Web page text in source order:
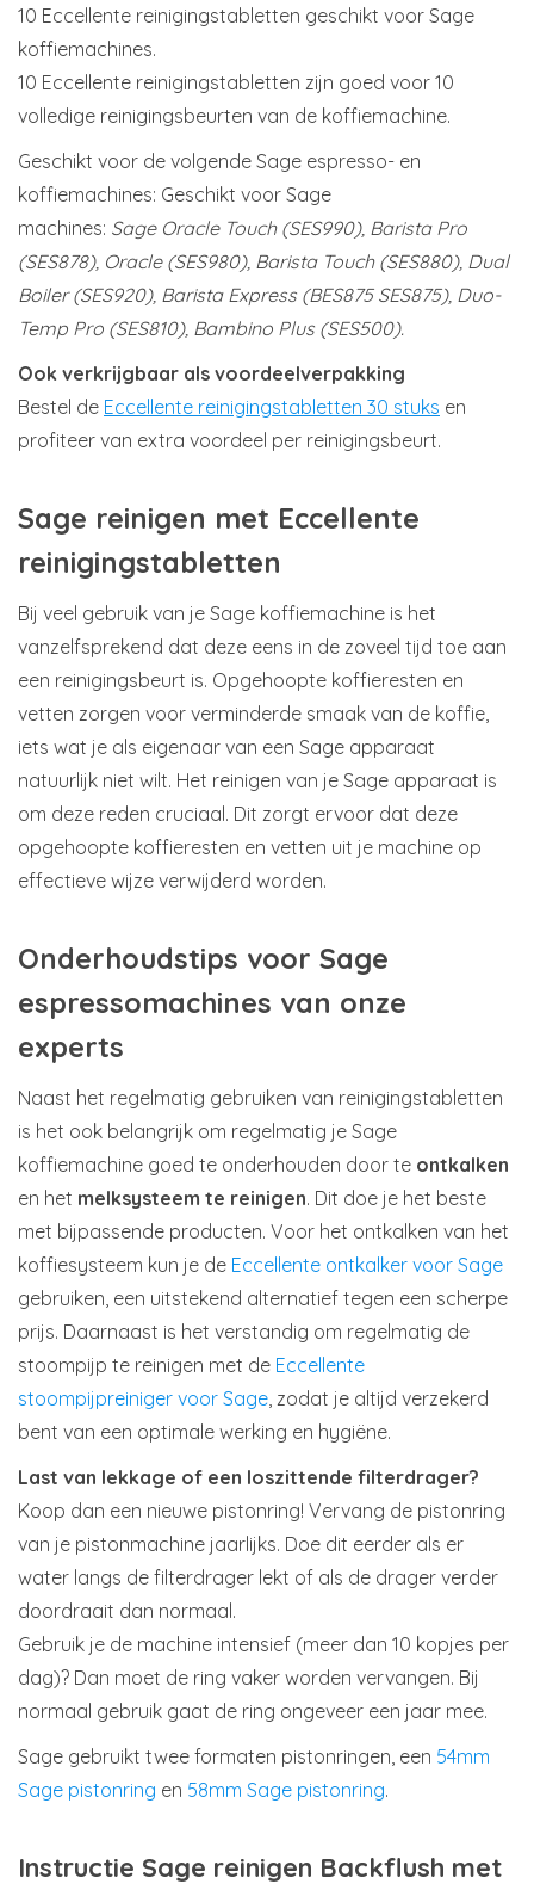
10 Eccellente reinigingstabletten geschikt voor Sage
koffiemachines.
10 Eccellente reinigingstabletten zijn goed voor 10
volledige reinigingsbeurten van de koffiemachine.
Geschikt voor de volgende Sage espresso- en
koffiemachines: Geschikt voor Sage
machines: Sage Oracle Touch (SES990), Barista Pro
(SES878), Oracle (SES980), Barista Touch (SES880), Dual
Boiler (SES920), Barista Express (BES875 SES875), Duo-
Temp Pro (SES810), Bambino Plus (SES500).
Ook verkrijgbaar als voordeelverpakking
Bestel de Eccellente reinigingstabletten 30 stuks en
profiteer van extra voordeel per reinigingsbeurt.
Sage reinigen met Eccellente
reinigingstabletten
Bij veel gebruik van je Sage koffiemachine is het
vanzelfsprekend dat deze eens in de zoveel tijd toe aan
een reinigingsbeurt is. Opgehoopte koffieresten en
vetten zorgen voor verminderde smaak van de koffie,
iets wat je als eigenaar van een Sage apparaat
natuurlijk niet wilt. Het reinigen van je Sage apparaat is
om deze reden cruciaal. Dit zorgt ervoor dat deze
opgehoopte koffieresten en vetten uit je machine op
effectieve wijze verwijderd worden.
Onderhoudstips voor Sage
espressomachines van onze
experts
Naast het regelmatig gebruiken van reinigingstabletten
is het ook belangrijk om regelmatig je Sage
koffiemachine goed te onderhouden door te ontkalken
en het melksysteem te reinigen. Dit doe je het beste
met bijpassende producten. Voor het ontkalken van het
koffiesysteem kun je de Eccellente ontkalker voor Sage
gebruiken, een uitstekend alternatief tegen een scherpe
prijs. Daarnaast is het verstandig om regelmatig de
stoompijp te reinigen met de Eccellente
stoompijpreiniger voor Sage, zodat je altijd verzekerd
bent van een optimale werking en hygiëne.
Last van lekkage of een loszittende filterdrager?
Koop dan een nieuwe pistonring! Vervang de pistonring
van je pistonmachine jaarlijks. Doe dit eerder als er
water langs de filterdrager lekt of als de drager verder
doordraait dan normaal.
Gebruik je de machine intensief (meer dan 10 kopjes per
dag)? Dan moet de ring vaker worden vervangen. Bij
normaal gebruik gaat de ring ongeveer een jaar mee.
Sage gebruikt twee formaten pistonringen, een 54mm
Sage pistonring en 58mm Sage pistonring.
Instructie Sage reinigen Backflush met